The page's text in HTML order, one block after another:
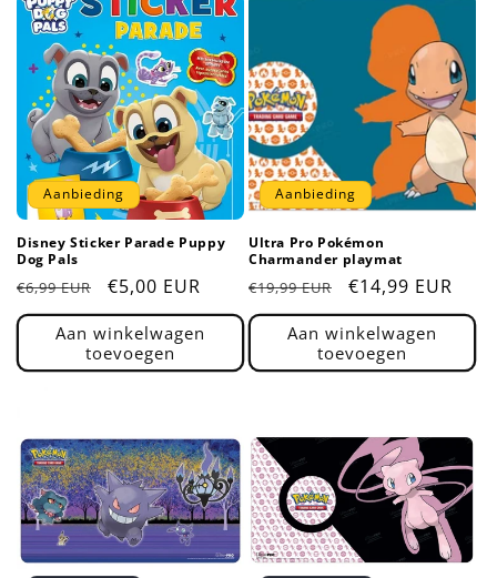
Aanbieding
Disney Sticker Parade Puppy
Dog Pals
Normale
prijs
€6,99 EUR Aanbiedingsprijs
€5,00 EUR
Aan winkelwagen
toevoegen
Aanbieding
Ultra Pro Pokémon
Charmander playmat
Normale
prijs
€19,99 EUR €14,99 EUR
Aan winkelwagen
toevoegen